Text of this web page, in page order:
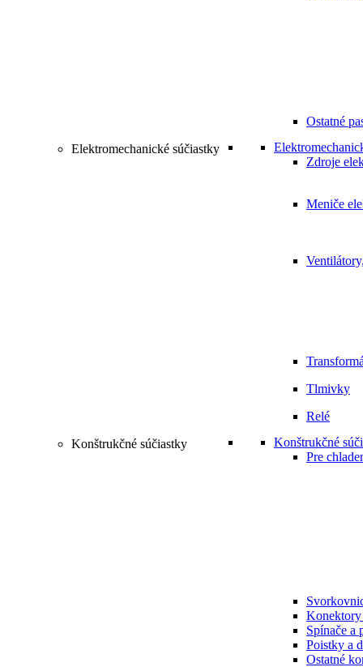
Ostatné
Elektromechanické súčiastky
Zdroje
Meniče
Tlmivky
Relé
Konštrukčné súčiastky
Konštrukčné
Pre
Spínače a
Poistky a
Ostatné